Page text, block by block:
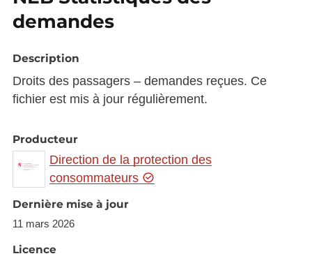
demandes
Description
Droits des passagers – demandes reçues. Ce
fichier est mis à jour régulièrement.
Producteur
Direction de la protection des
consommateurs
Dernière mise à jour
11 mars 2026
Licence